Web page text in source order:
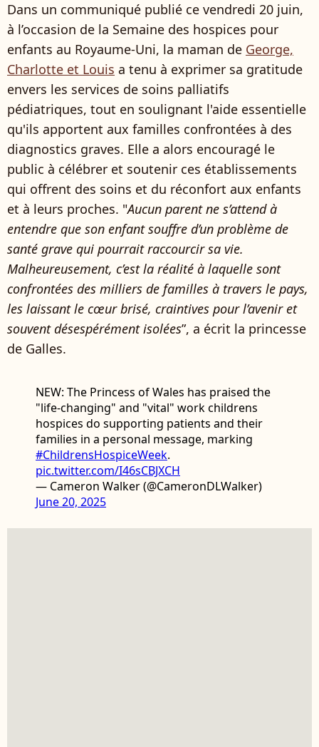
Dans un communiqué publié ce vendredi 20 juin,
à l’occasion de la Semaine des hospices pour
enfants au Royaume-Uni, la maman de George,
Charlotte et Louis a tenu à exprimer sa gratitude
envers les services de soins palliatifs
pédiatriques, tout en soulignant l'aide essentielle
qu'ils apportent aux familles confrontées à des
diagnostics graves. Elle a alors encouragé le
public à célébrer et soutenir ces établissements
qui offrent des soins et du réconfort aux enfants
et à leurs proches. "Aucun parent ne s’attend à
entendre que son enfant souffre d’un problème de
santé grave qui pourrait raccourcir sa vie.
Malheureusement, c’est la réalité à laquelle sont
confrontées des milliers de familles à travers le pays,
les laissant le cœur brisé, craintives pour l’avenir et
souvent désespérément isolées”, a écrit la princesse
de Galles.
NEW: The Princess of Wales has praised the
"life-changing" and "vital" work childrens
hospices do supporting patients and their
families in a personal message, marking
#ChildrensHospiceWeek.
pic.twitter.com/I46sCBJXCH
— Cameron Walker (@CameronDLWalker)
June 20, 2025